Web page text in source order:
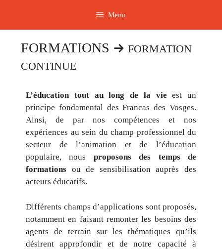
contenu
Menu
FORMATIONS
FORMATION
CONTINUE
L’éducation tout au long de la vie est un
principe fondamental des Francas des Vosges.
Ainsi, de par nos compétences et nos
expériences au sein du champ professionnel du
secteur de l’animation et de l’éducation
populaire, nous proposons des temps de
formations ou de sensibilisation auprès des
acteurs éducatifs.
Différents champs d’applications sont proposés,
notamment en faisant remonter les besoins des
agents de terrain sur les thématiques qu’ils
désirent approfondir et de notre capacité à